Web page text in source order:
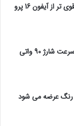
گلکسی اس 25 اولترا احتمالا قوی تر از آیفون 16 پرو
گوشی Redmi Note 14 Pro سرعت شارژ 90 واتی